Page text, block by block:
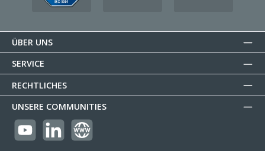
ÜBER UNS
SERVICE
RECHTLICHES
UNSERE COMMUNITIES
https://youtube.com/@reflectogmbh2119?si=Oew0U3xn87ZcBMoM
LinkedIn Website